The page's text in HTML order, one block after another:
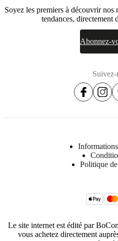
Soyez les premiers à découvrir
tendances, directement
Abonnez-
Suivez-
Politique
Le site internet est édité par
vous achetez directement